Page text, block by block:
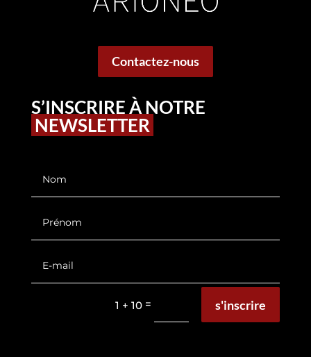
Contactez-nous
S’INSCRIRE À NOTRE
NEWSLETTER
1 + 10 = s'inscrire